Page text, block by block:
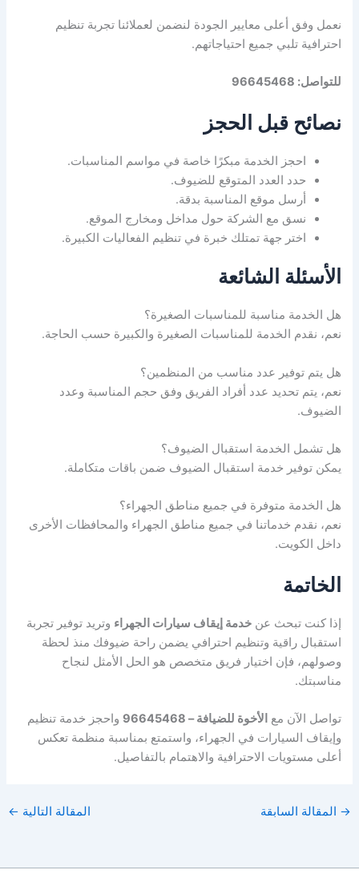
نعمل وفق أعلى معايير الجودة لنضمن لعملائنا تجربة تنظيم
احترافية تلبي جميع احتياجاتهم.
للتواصل: 96645468
نصائح قبل الحجز
احجز الخدمة مبكرًا خاصة في مواسم المناسبات.
حدد العدد المتوقع للضيوف.
أرسل موقع المناسبة بدقة.
نسق مع الشركة حول مداخل ومخارج الموقع.
اختر جهة تمتلك خبرة في تنظيم الفعاليات الكبيرة.
الأسئلة الشائعة
هل الخدمة مناسبة للمناسبات الصغيرة؟
نعم، نقدم الخدمة للمناسبات الصغيرة والكبيرة حسب الحاجة.
هل يتم توفير عدد مناسب من المنظمين؟
نعم، يتم تحديد عدد أفراد الفريق وفق حجم المناسبة وعدد
الضيوف.
هل تشمل الخدمة استقبال الضيوف؟
يمكن توفير خدمة استقبال الضيوف ضمن باقات متكاملة.
هل الخدمة متوفرة في جميع مناطق الجهراء؟
نعم، نقدم خدماتنا في جميع مناطق الجهراء والمحافظات الأخرى
داخل الكويت.
الخاتمة
إذا كنت تبحث عنخدمة إيقاف سيارات الجهراء وتريد توفير تجربة
استقبال راقية وتنظيم احترافي يضمن راحة ضيوفك منذ لحظة
وصولهم، فإن اختيار فريق متخصص هو الحل الأمثل لنجاح
مناسبتك.
تواصل الآن مع الأخوة للضيافة – 96645468
واحجز خدمة تنظيم
وإيقاف السيارات في الجهراء، واستمتع بمناسبة منظمة تعكس
أعلى مستويات الاحترافية والاهتمام بالتفاصيل.
→ المقالة السابقة المقالة التالية ←